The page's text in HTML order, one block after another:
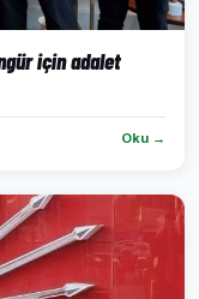
için adalet
Oku →